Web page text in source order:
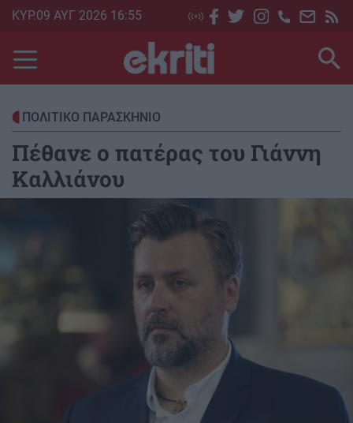
Skip
main
content
ΚΥΡ.09 ΑΥΓ 2026 16:55
ΠΟΛΙΤΙΚΟ ΠΑΡΑΣΚΗΝΙΟ
Πέθανε ο πατέρας του Γιάννη
Καλλιάνου